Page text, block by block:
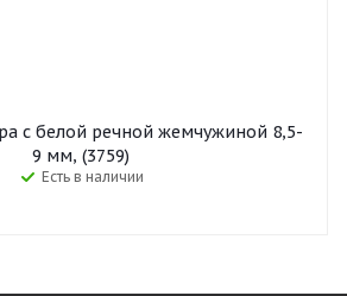
с белой речной жемчужиной 8,5-
9 мм, (3759)
Есть в наличии